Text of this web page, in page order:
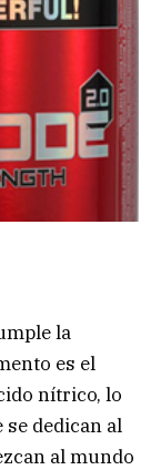
la
es el
nítrico, lo
se dedican al
al mundo